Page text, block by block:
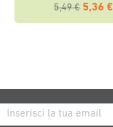
5,49 € 5,36 €